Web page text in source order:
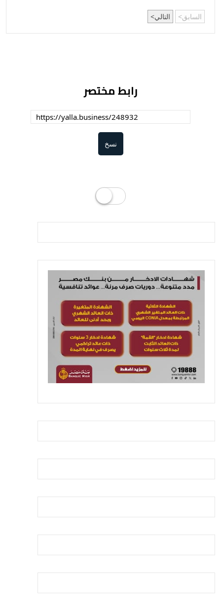
السابق التالي
رابط مختصر
نسخ